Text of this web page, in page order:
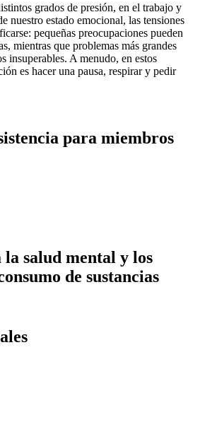
grados de presión, en el trabajo y
nuestro estado emocional, las tensiones
pequeñas preocupaciones pueden
mientras que problemas más grandes
insuperables. A menudo, en estos
es hacer una pausa, respirar y pedir
para miembros
salud mental y los
de sustancias